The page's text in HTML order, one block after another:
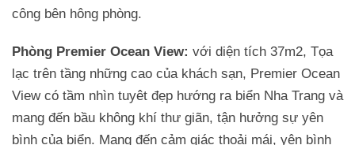
công bên hông phòng.
Phòng Premier Ocean View: với diện tích 37m2, Tọa
lạc trên tầng những cao của khách sạn, Premier Ocean
View có tầm nhìn tuyêt đẹp hướng ra biển Nha Trang và
mang đến bầu không khí thư giãn, tận hưởng sự yên
bình của biển. Mang đến cảm giác thoải mái, yên bình